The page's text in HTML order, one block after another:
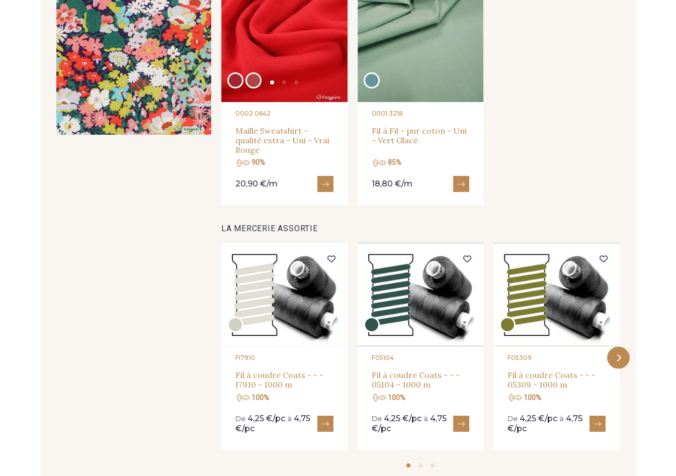
0002 0642
Maille Sweatshirt -
qualité extra - Uni - Vrai
Rouge
90%
20,90 €/m
0001 3218
Fil à Fil - pur coton - Uni
- Vert Glacé
85%
18,80 €/m
LA MERCERIE ASSORTIE
FI7910
Fil à coudre Coats - - -
I7910 - 1000 m
100%
De 4,25 €/pc à 4,75
€/pc
F05104
Fil à coudre Coats - - -
05104 - 1000 m
100%
De 4,25 €/pc à 4,75
€/pc
F05309
Fil à coudre Coats - - -
05309 - 1000 m
100%
De 4,25 €/pc à 4,75
€/pc